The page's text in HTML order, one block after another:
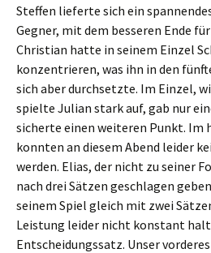
Steffen lieferte sich ein
Gegner, mit dem besseren Ende
Christian hatte in seinem Einzel
konzentrieren, was ihn in den
sich aber durchsetzte. Im Einzel,
spielte Julian stark auf, gab nur
sicherte einen weiteren Punkt. Im
konnten an diesem Abend leider
werden. Elias, der nicht zu seiner
nach drei Sätzen geschlagen
seinem Spiel gleich mit zwei
Leistung leider nicht konstant
Entscheidungssatz. Unser